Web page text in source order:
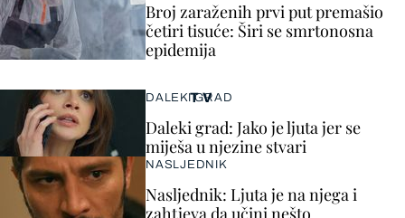
Broj zaraženih prvi put premašio
četiri tisuće: Širi se smrtonosna
epidemija
TV
DALEKI GRAD
Daleki grad: Jako je ljuta jer se
miješa u njezine stvari
NASLJEDNIK
Nasljednik: Ljuta je na njega i
zahtjeva da učini nešto